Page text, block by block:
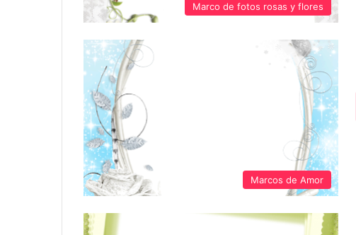
Marco de fotos rosas y flores
Marcos de Amor